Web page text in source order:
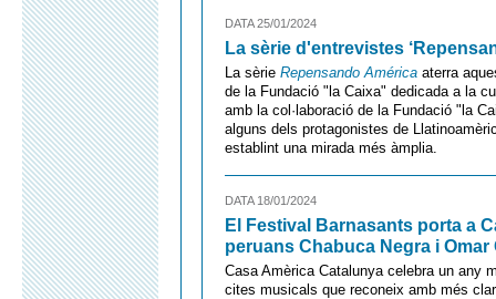
DATA 25/01/2024
La sèrie d'entrevistes
La sèrie Repensando América aterra
de la Fundació "la Caixa" dedicada a la
amb la col·laboració de la Fundació "la
alguns dels protagonistes de
establint una mirada més àmplia.
DATA 18/01/2024
El Festival Barnasants porta a
peruans Chabuca Negra i Omar
Casa Amèrica Catalunya celebra un any
cites musicals que reconeix amb més